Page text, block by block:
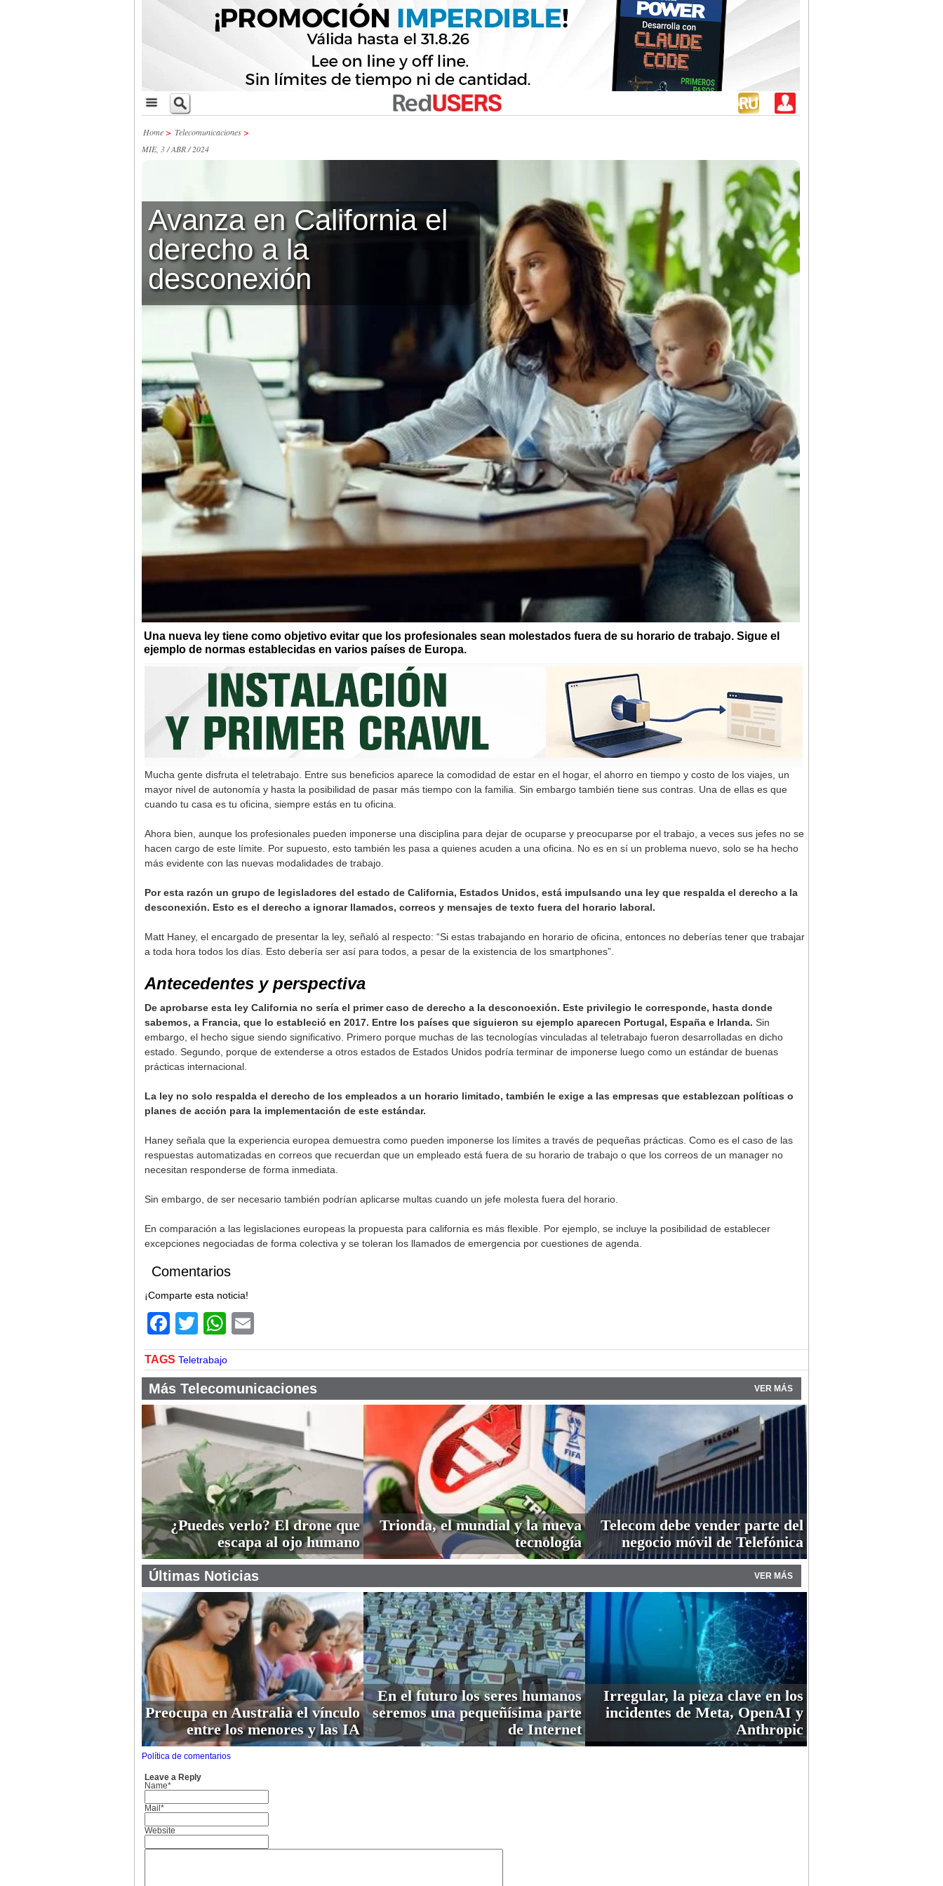
Home> Telecomunicaciones>
MIE, 3 / ABR / 2024
Avanza en California el
derecho a la
desconexión
Una nueva ley tiene como objetivo evitar que los profesionales sean molestados fuera de su horario de trabajo. Sigue el
ejemplo de normas establecidas en varios países de Europa.
Mucha gente disfruta el teletrabajo. Entre sus beneficios aparece la comodidad de estar en el hogar, el ahorro en tiempo y costo de los viajes, un
mayor nivel de autonomía y hasta la posibilidad de pasar más tiempo con la familia. Sin embargo también tiene sus contras. Una de ellas es que
cuando tu casa es tu oficina, siempre estás en tu oficina.
Ahora bien, aunque los profesionales pueden imponerse una disciplina para dejar de ocuparse y preocuparse por el trabajo, a veces sus jefes no se
hacen cargo de este límite. Por supuesto, esto también les pasa a quienes acuden a una oficina. No es en sí un problema nuevo, solo se ha hecho
más evidente con las nuevas modalidades de trabajo.
Por esta razón un grupo de legisladores del estado de California, Estados Unidos, está impulsando una ley que respalda el derecho a la
desconexión. Esto es el derecho a ignorar llamados, correos y mensajes de texto fuera del horario laboral.
Matt Haney, el encargado de presentar la ley, señaló al respecto: “Si estas trabajando en horario de oficina, entonces no deberías tener que trabajar
a toda hora todos los días. Esto debería ser así para todos, a pesar de la existencia de los smartphones”.
Antecedentes y perspectiva
De aprobarse esta ley California no sería el primer caso de derecho a la desconoexión. Este privilegio le corresponde, hasta donde
sabemos, a Francia, que lo estableció en 2017. Entre los países que siguieron su ejemplo aparecen Portugal, España e Irlanda. Sin
embargo, el hecho sigue siendo significativo. Primero porque muchas de las tecnologías vinculadas al teletrabajo fueron desarrolladas en dicho
estado. Segundo, porque de extenderse a otros estados de Estados Unidos podría terminar de imponerse luego como un estándar de buenas
prácticas internacional.
La ley no solo respalda el derecho de los empleados a un horario limitado, también le exige a las empresas que establezcan políticas o
planes de acción para la implementación de este estándar.
Haney señala que la experiencia europea demuestra como pueden imponerse los límites a través de pequeñas prácticas. Como es el caso de las
respuestas automatizadas en correos que recuerdan que un empleado está fuera de su horario de trabajo o que los correos de un manager no
necesitan responderse de forma inmediata.
Sin embargo, de ser necesario también podrían aplicarse multas cuando un jefe molesta fuera del horario.
En comparación a las legislaciones europeas la propuesta para california es más flexible. Por ejemplo, se incluye la posibilidad de establecer
excepciones negociadas de forma colectiva y se toleran los llamados de emergencia por cuestiones de agenda.
Comentarios
¡Comparte esta noticia!
Facebook
TwitterWhatsApp
TAGS Teletrabajo
Más Telecomunicaciones VER MÁS
¿Puedes verlo? El drone que
escapa al ojo humano
Trionda, el mundial y la nueva
tecnología
Telecom debe vender parte del
negocio móvil de Telefónica
Últimas Noticias VER MÁS
Preocupa en Australia el vínculo
entre los menores y las IA
En el futuro los seres humanos
seremos una pequeñísima parte
de Internet
Irregular, la pieza clave en los
incidentes de Meta, OpenAI y
Anthropic
Política de comentarios
Leave a Reply
Name*
Mail*
Website